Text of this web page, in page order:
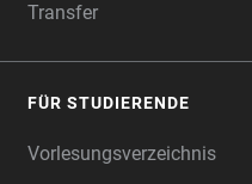
Transfer
FÜR STUDIERENDE
Vorlesungsverzeichnis